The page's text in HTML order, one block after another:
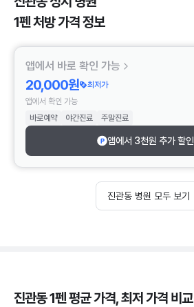
1펜 처방 가격 정보
앱에서 바로 확인 가능
20,000원
최저가
앱에서 확인 가능
바로예약
야간진료 주말진료
앱에서 3천원 추가 할인
진관동 병원 모두 보기
진관동 1펜 평균 가격, 최저 가격 비